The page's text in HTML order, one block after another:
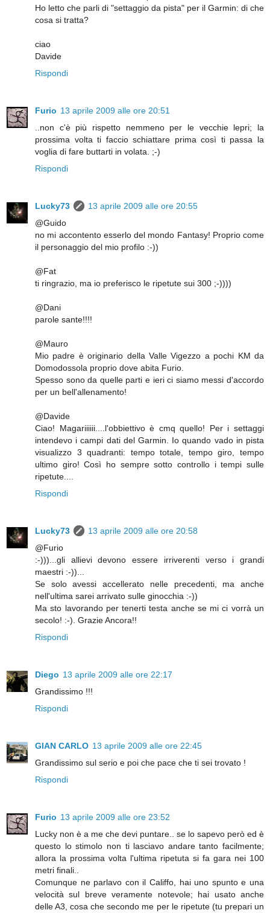
Ho letto che parli di "settaggio da pista" per il Garmin: di che
cosa si tratta?
ciao
Davide
Rispondi
Furio 13 aprile 2009 alle ore 20:51
..non c'è più rispetto nemmeno per le vecchie lepri; la
prossima volta ti faccio schiattare prima così ti passa la
voglia di fare buttarti in volata. ;-)
Rispondi
Lucky73
13 aprile 2009 alle ore 20:55
@Guido
no mi accontento esserlo del mondo Fantasy! Proprio come
il personaggio del mio profilo :-))
@Fat
ti ringrazio, ma io preferisco le ripetute sui 300 ;-))))
@Dani
parole sante!!!!
@Mauro
Mio padre è originario della Valle Vigezzo a pochi KM da
Domodossola proprio dove abita Furio.
Spesso sono da quelle parti e ieri ci siamo messi d'accordo
per un bell'allenamento!
@Davide
Ciao! Magariiiiii....l'obbiettivo è cmq quello! Per i settaggi
intendevo i campi dati del Garmin. Io quando vado in pista
visualizzo 3 quadranti: tempo totale, tempo giro, tempo
ultimo giro! Così ho sempre sotto controllo i tempi sulle
ripetute....
Rispondi
Lucky73
13 aprile 2009 alle ore 20:58
@Furio
:-)))...gli allievi devono essere irriverenti verso i grandi
maestri :-))...
Se solo avessi accellerato nelle precedenti, ma anche
nell'ultima sarei arrivato sulle ginocchia :-))
Ma sto lavorando per tenerti testa anche se mi ci vorrà un
secolo! :-). Grazie Ancora!!
Rispondi
Diego 13 aprile 2009 alle ore 22:17
Grandissimo !!!
Rispondi
GIAN CARLO 13 aprile 2009 alle ore 22:45
Grandissimo sul serio e poi che pace che ti sei trovato !
Rispondi
Furio 13 aprile 2009 alle ore 23:52
Lucky non è a me che devi puntare.. se lo sapevo però ed è
questo lo stimolo non ti lasciavo andare tanto facilmente;
allora la prossima volta l'ultima ripetuta si fa gara nei 100
metri finali..
Comunque ne parlavo con il Califfo, hai uno spunto e una
velocità sul breve veramente notevole; hai usato anche
delle A3, cosa che secondo me per le ripetute (tu prepari un